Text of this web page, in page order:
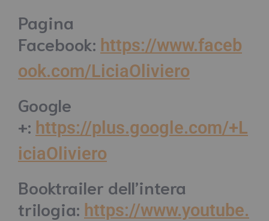
Pagina
Facebook: https://www.faceb
ook.com/LiciaOliviero
Google
+: https://plus.google.com/+L
iciaOliviero
Booktrailer dell’intera
trilogia: https://www.youtube.